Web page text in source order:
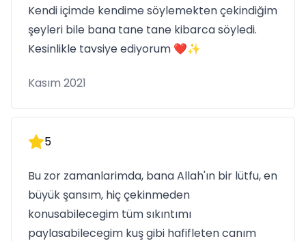
Kendi içimde kendime söylemekten çekindiğim
şeyleri bile bana tane tane kibarca söyledi.
Kesinlikle tavsiye ediyorum ❤️✨
Kasım 2021
5
Bu zor zamanlarimda, bana Allah'ın bir lütfu, en
büyük şansım, hiç çekinmeden
konusabilecegim tüm sıkıntımı
paylasabilecegim kuş gibi hafifleten canım